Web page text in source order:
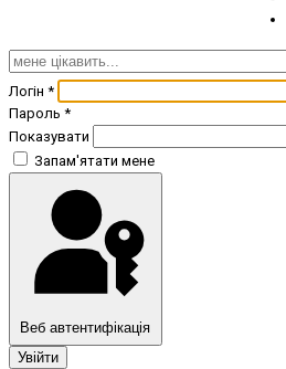
Логін *
Пароль *
Показувати
Запам'ятати мене
Веб автентифікація
Увійти